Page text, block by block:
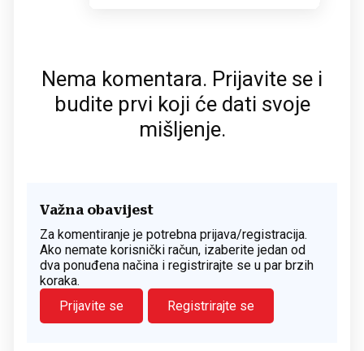
Nema komentara. Prijavite se i
budite prvi koji će dati svoje
mišljenje.
Važna obavijest
Za komentiranje je potrebna prijava/registracija.
Ako nemate korisnički račun, izaberite jedan od
dva ponuđena načina i registrirajte se u par brzih
koraka.
Prijavite se
Registrirajte se